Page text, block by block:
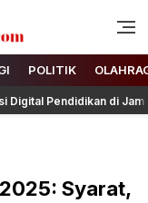
POLITIK
di Jambi
Syarat,